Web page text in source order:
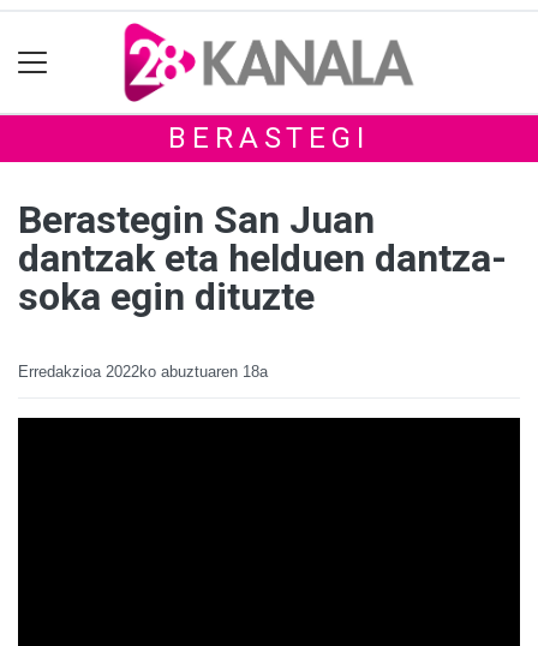
BERASTEGI
Berastegin San Juan
dantzak eta helduen dantza-
soka egin dituzte
Erredakzioa 2022ko abuztuaren 18a